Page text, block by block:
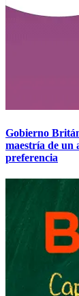
Gobierno
maestría de un
preferencia